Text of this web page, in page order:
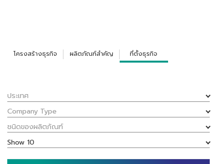
โครงสร้างธุรกิจ ผลิตภัณฑ์สำคัญ ที่ตั้งธุรกิจ
ประเทศ
Company Type
ชนิดของผลิตภัณฑ์
Show 10